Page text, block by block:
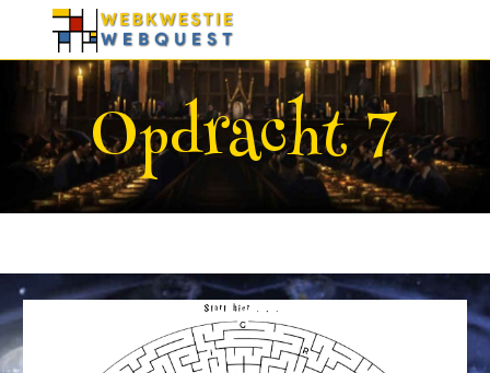
Skip to main content
Opdracht 7